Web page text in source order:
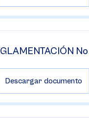
Descargar documento